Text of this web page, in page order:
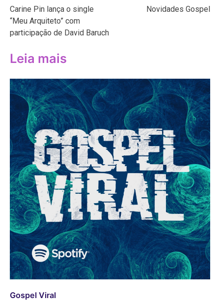
de
Post
Carine Pin lança o single
“Meu Arquiteto” com
participação de David Baruch
Novidades Gospel
Leia mais
Gospel Viral